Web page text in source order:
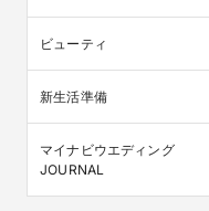
ビューティ
新生活準備
マイナビウエディング
JOURNAL